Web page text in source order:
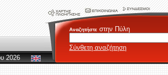
Αναζητήστε στην Πύλη
Σύνθετη αναζήτηση
2026